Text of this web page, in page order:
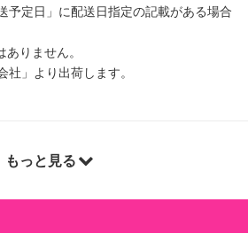
予定日」に配送日指定の記載がある場合
りません。
社」より出荷します。
もっと見る